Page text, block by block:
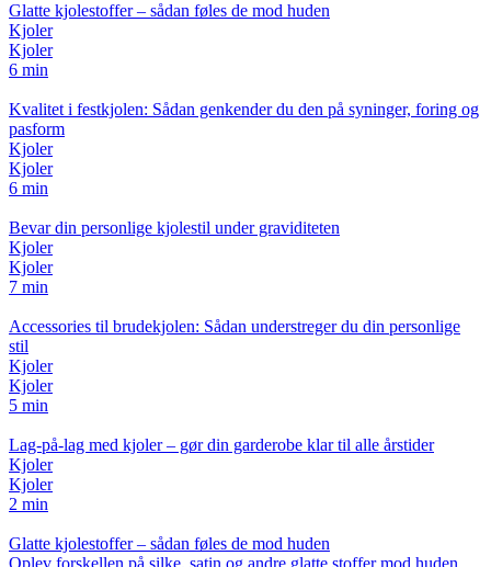
Glatte kjolestoffer – sådan føles de mod huden
Kjoler
Kjoler
6 min
Kvalitet i festkjolen: Sådan genkender du den på syninger, foring og
pasform
Kjoler
Kjoler
6 min
Bevar din personlige kjolestil under graviditeten
Kjoler
Kjoler
7 min
Accessories til brudekjolen: Sådan understreger du din personlige
stil
Kjoler
Kjoler
5 min
Lag-på-lag med kjoler – gør din garderobe klar til alle årstider
Kjoler
Kjoler
2 min
Glatte kjolestoffer – sådan føles de mod huden